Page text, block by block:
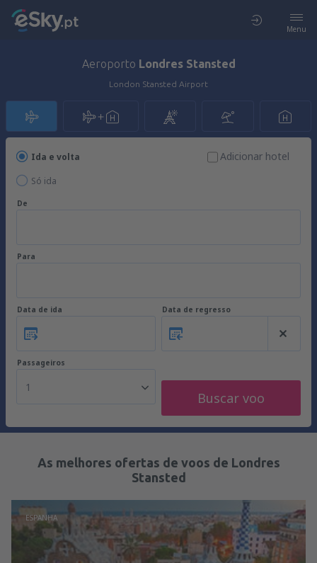
Menu
Aeroporto Londres Stansted
London Stansted Airport
Ida e volta
Só ida
Adicionar hotel
De
Para
Data de ida Data de regresso
Passageiros
1
Buscar voo
As melhores ofertas de voos de Londres
Stansted
ESPANHA